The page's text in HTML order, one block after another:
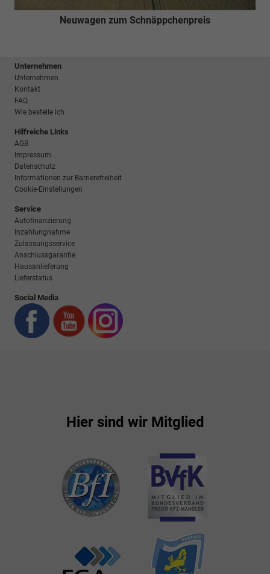
Neuwagen zum Schnäppchenpreis
Unternehmen
Unternehmen
Kontakt
FAQ
Wie bestelle ich
Hilfreiche Links
AGB
Impressum
Datenschutz
Informationen zur Barrierefreiheit
Cookie-Einstellungen
Service
Autofinanzierung
Inzahlungnahme
Zulassungsservice
Anschlussgarantie
Hausanlieferung
Lieferstatus
Social Media
Hier sind wir Mitglied